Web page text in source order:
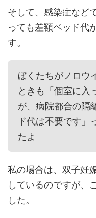
そして、感染症など
っても差額ベッド代
す。
ぼくたちがノロウ
ときも「個室に入
が、病院都合の隔
ド代は不要です」
たよ
私の場合は、双子妊
しているのですが、
した。